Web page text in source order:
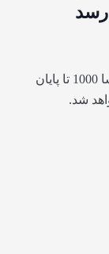
وزیر انرژی تاجیکستان گفته که پروژه کاسا 1000 تا پایان